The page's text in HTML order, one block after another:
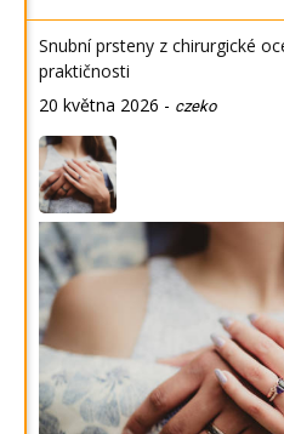
Snubní prsteny z chirurgické
praktičnosti
20 května 2026 - czeko